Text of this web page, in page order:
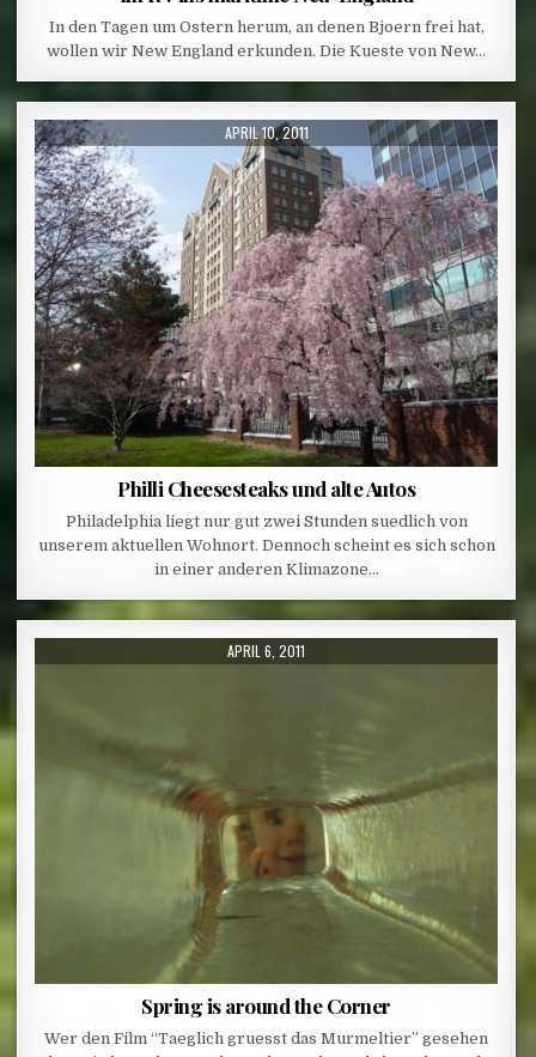
In den Tagen um Ostern herum, an denen Bjoern frei hat,
wollen wir New England erkunden. Die Kueste von New…
PUBLISHED DATE:
APRIL 10, 2011
Philli Cheesesteaks und alte Autos
Philadelphia liegt nur gut zwei Stunden suedlich von
unserem aktuellen Wohnort. Dennoch scheint es sich schon
in einer anderen Klimazone…
PUBLISHED DATE:
APRIL 6, 2011
Spring is around the Corner
Wer den Film “Taeglich gruesst das Murmeltier” gesehen